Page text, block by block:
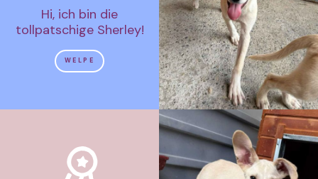
Hi, ich bin die
tollpatschige Sherley!
WELPE